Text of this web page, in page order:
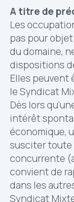
A titre de
Les
pas pour
du domaine,
dispositions
Elles peuvent
le Syndicat
Dès lors
intérêt
économique,
susciter toute
concurrente
convient de
dans les
Syndicat